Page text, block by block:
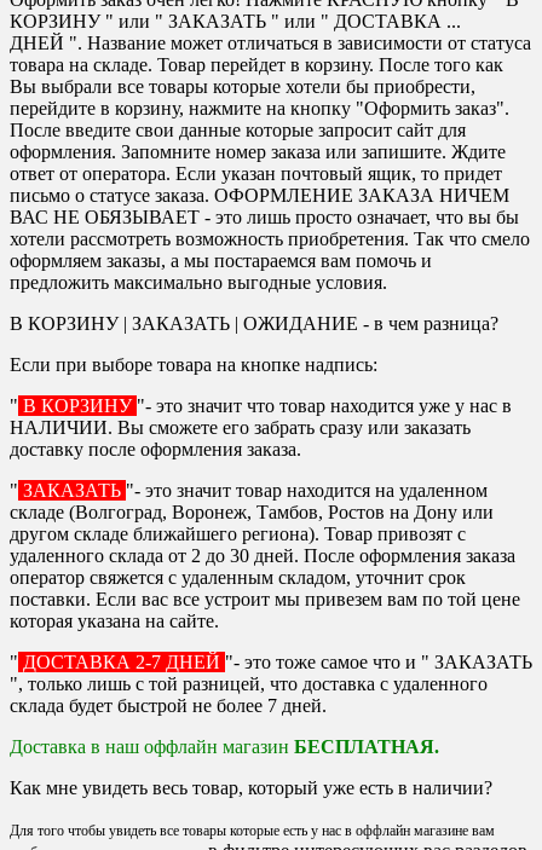
КОРЗИНУ " или " ЗАКАЗАТЬ " или " ДОСТАВКА ...
ДНЕЙ ". Название может отличаться в зависимости от статуса
товара на складе. Товар перейдет в корзину. После того как
Вы выбрали все товары которые хотели бы приобрести,
перейдите в корзину, нажмите на кнопку "Оформить заказ".
После введите свои данные которые запросит сайт для
оформления. Запомните номер заказа или запишите. Ждите
ответ от оператора. Если указан почтовый ящик, то придет
письмо о статусе заказа. ОФОРМЛЕНИЕ ЗАКАЗА НИЧЕМ
ВАС НЕ ОБЯЗЫВАЕТ - это лишь просто означает, что вы бы
хотели рассмотреть возможность приобретения. Так что смело
оформляем заказы, а мы постараемся вам помочь и
предложить максимально выгодные условия.
В КОРЗИНУ | ЗАКАЗАТЬ | ОЖИДАНИЕ - в чем разница?
Если при выборе товара на кнопке надпись:
" В КОРЗИНУ "- это значит что товар находится уже у нас в
НАЛИЧИИ. Вы сможете его забрать сразу или заказать
доставку после оформления заказа.
" ЗАКАЗАТЬ "- это значит товар находится на удаленном
складе (Волгоград, Воронеж, Тамбов, Ростов на Дону или
другом складе ближайшего региона). Товар привозят с
удаленного склада от 2 до 30 дней. После оформления заказа
оператор свяжется с удаленным складом, уточнит срок
поставки. Если вас все устроит мы привезем вам по той цене
которая указана на сайте.
" ДОСТАВКА 2-7 ДНЕЙ "- это тоже самое что и " ЗАКАЗАТЬ
", только лишь с той разницей, что доставка с удаленного
склада будет быстрой не более 7 дней.
Доставка в наш оффлайн магазин БЕСПЛАТНАЯ.
Как мне увидеть весь товар, который уже есть в наличии?
Для того чтобы увидеть все товары которые есть у нас в оффлайн магазине вам